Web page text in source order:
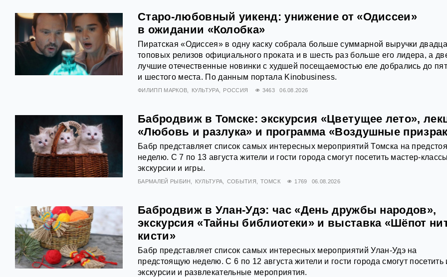
Старо-любовный уикенд: унижение от «Одиссеи»
в ожидании «Колобка»
Пиратская «Одиссея» в одну каску собрала больше суммарной выручки
топовых релизов официального проката и в шесть раз больше его лидера, а
лучшие отечественные новинки с худшей посещаемостью еле добрались до
и шестого места. По данным портала Kinobusiness.
ФИЛИПП МАРКОВ КУЛЬТУРА РОССИЯ 3463 06.08.2026
Бабродвиж в Томске: экскурсия «Цветущее лето»,
«Любовь и разлука» и программа «Воздушные
Бабр представляет список самых интересных мероприятий Томска на
неделю. С 7 по 13 августа жители и гости города смогут посетить мастер-
экскурсии и игры.
БАРМАЛЕЙ РЫБИН КУЛЬТУРА СОБЫТИЯ ТОМСК 1769 06.08.2026
Бабродвиж в Улан-Удэ: час «День дружбы народов»,
экскурсия «Тайны библиотеки» и выставка «Шёпот
кисти»
Бабр представляет список самых интересных мероприятий Улан-Удэ на
предстоящую неделю. С 6 по 12 августа жители и гости города смогут посетить
экскурсии и развлекательные мероприятия.